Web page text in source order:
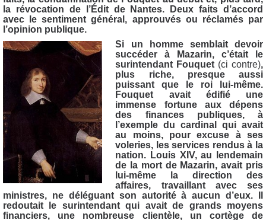
la révocation de l’Édit de Nantes. Deux faits d’accord
avec le sentiment général, approuvés ou réclamés par
l’opinion publique.
Si un homme semblait devoir
succéder à Mazarin, c’était le
surintendant Fouquet (ci contre),
plus riche, presque aussi
puissant que le roi lui-même.
Fouquet avait édifié une
immense fortune aux dépens
des finances publiques, à
l’exemple du cardinal qui avait
au moins, pour excuse à ses
voleries, les services rendus à la
nation. Louis XIV, au lendemain
de la mort de Mazarin, avait pris
lui-même la direction des
affaires, travaillant avec ses
ministres, ne déléguant son autorité à aucun d’eux. Il
redoutait le surintendant qui avait de grands moyens
financiers, une nombreuse clientèle, un cortège de